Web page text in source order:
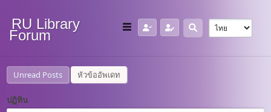
RU Library
Forum
Unread Posts หัวข้ออัพเดท
ปฏิทิน